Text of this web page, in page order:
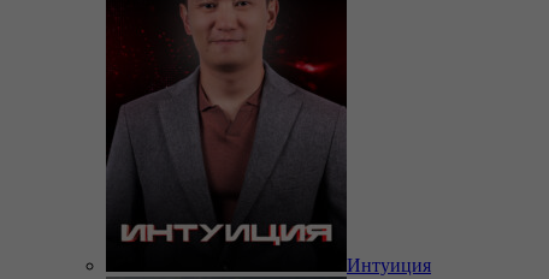
Интуиция